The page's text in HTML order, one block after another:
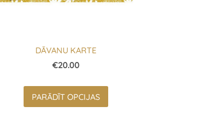
DĀVANU KARTE
€20.00
PARĀDĪT OPCIJAS